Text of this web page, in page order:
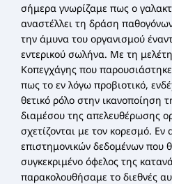
σήμερα γνωρίζαμε πως ο
αναστέλλει τη δράση
την άμυνα του οργανισμού
εντερικού σωλήνα. Με τη
Κοπεγχάγης που
πως το εν λόγω προβιοτικό,
θετικό ρόλο στην ικανοποίηση
διαμέσου της απελευθέρωσης
σχετίζονται με τον κορεσμό.
επιστημονικών δεδομένων που
συγκεκριμένο όφελος της
παρακολουθήσαμε το διεθνές